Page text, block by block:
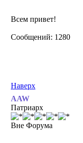
Всем привет!
Сообщений: 1280
Наверх
AAW
Патриарх
Вне Форума